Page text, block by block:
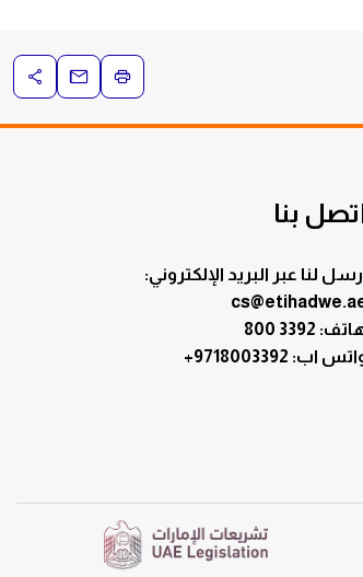
بنا
لنا عبر البريد الإلكتروني:
3392 800
+9718003392 اب